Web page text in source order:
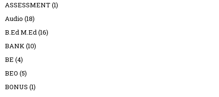
ASSESSMENT(1)
Audio (18)
B.Ed M.Ed(16)
BANK(10)
BE (4)
BEO (5)
BONUS (1)